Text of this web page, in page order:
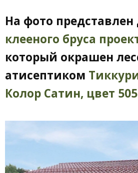
На фото
клееного бруса
который окрашен
атисептиком
Колор Сатин, цвет